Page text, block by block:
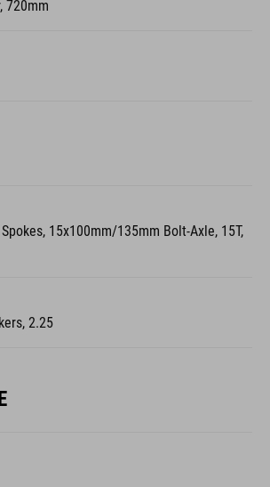
720mm
15x100mm/135mm Bolt-Axle, 15T,
2.25